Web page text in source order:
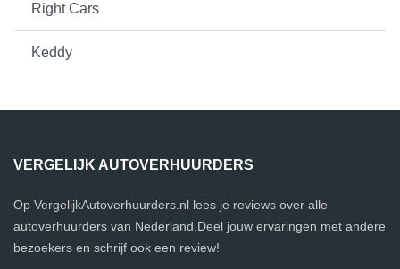
Right Cars
Keddy
VERGELIJK AUTOVERHUURDERS
Op VergelijkAutoverhuurders.nl lees je reviews over alle
autoverhuurders van Nederland.Deel jouw ervaringen met andere
bezoekers en schrijf ook een review!